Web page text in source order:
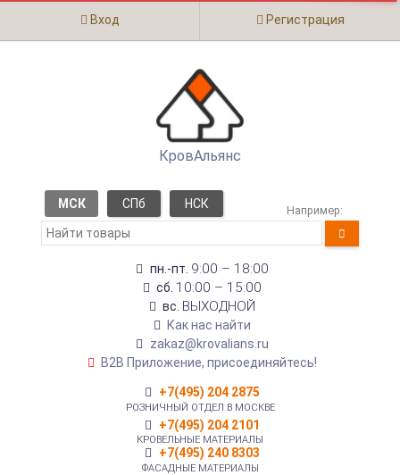
Вход Регистрация
КровАльянс
МСК СПб НСК Например:
пн.-пт. 9:00 – 18:00
сб. 10:00 – 15:00
вс. ВЫХОДНОЙ
Как нас найти
zakaz@krovalians.ru
B2B Приложение, присоединяйтесь!
+7(495) 204 2875
РОЗНИЧНЫЙ ОТДЕЛ В МОСКВЕ
+7(495) 204 2101
КРОВЕЛЬНЫЕ МАТЕРИАЛЫ
+7(495) 240 8303
ФАСАДНЫЕ МАТЕРИАЛЫ